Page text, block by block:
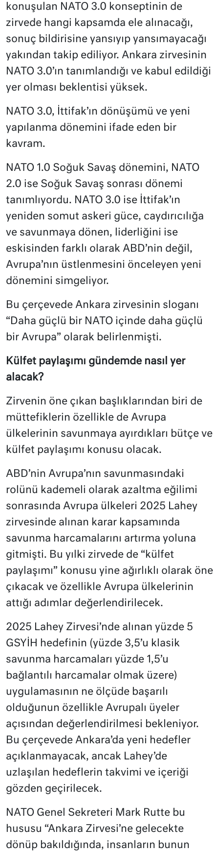
konuşulan NATO 3.0 konseptinin de
zirvede hangi kapsamda ele alınacağı,
sonuç bildirisine yansıyıp yansımayacağı
yakından takip ediliyor. Ankara zirvesinin
NATO 3.0’ın tanımlandığı ve kabul edildiği
yer olması beklentisi yüksek.
NATO 3.0, İttifak’ın dönüşümü ve yeni
yapılanma dönemini ifade eden bir
kavram.
NATO 1.0 Soğuk Savaş dönemini, NATO
2.0 ise Soğuk Savaş sonrası dönemi
tanımlıyordu. NATO 3.0 ise İttifak’ın
yeniden somut askeri güce, caydırıcılığa
ve savunmaya dönen, liderliğini ise
eskisinden farklı olarak ABD’nin değil,
Avrupa’nın üstlenmesini önceleyen yeni
dönemini simgeliyor.
Bu çerçevede Ankara zirvesinin sloganı
“Daha güçlü bir NATO içinde daha güçlü
bir Avrupa” olarak belirlenmişti.
Külfet paylaşımı gündemde nasıl yer
alacak?
Zirvenin öne çıkan başlıklarından biri de
müttefiklerin özellikle de Avrupa
ülkelerinin savunmaya ayırdıkları bütçe ve
külfet paylaşımı konusu olacak.
ABD’nin Avrupa’nın savunmasındaki
rolünü kademeli olarak azaltma eğilimi
sonrasında Avrupa ülkeleri 2025 Lahey
zirvesinde alınan karar kapsamında
savunma harcamalarını artırma yoluna
gitmişti. Bu yılki zirvede de “külfet
paylaşımı” konusu yine ağırlıklı olarak öne
çıkacak ve özellikle Avrupa ülkelerinin
attığı adımlar değerlendirilecek.
2025 Lahey Zirvesi’nde alınan yüzde 5
GSYİH hedefinin (yüzde 3,5’u klasik
savunma harcamaları yüzde 1,5’u
bağlantılı harcamalar olmak üzere)
uygulamasının ne ölçüde başarılı
olduğunun özellikle Avrupalı üyeler
açısından değerlendirilmesi bekleniyor.
Bu çerçevede Ankara’da yeni hedefler
açıklanmayacak, ancak Lahey’de
uzlaşılan hedeflerin takvimi ve içeriği
gözden geçirilecek.
NATO Genel Sekreteri Mark Rutte bu
hususu “Ankara Zirvesi’ne gelecekte
dönüp bakıldığında, insanların bunun